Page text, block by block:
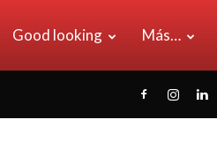
Good looking Más…